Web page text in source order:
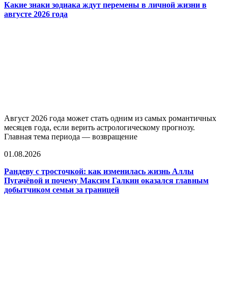
Какие знаки зодиака ждут перемены в личной жизни в
августе 2026 года
Август 2026 года может стать одним из самых романтичных
месяцев года, если верить астрологическому прогнозу.
Главная тема периода — возвращение
01.08.2026
Рандеву с тросточкой: как изменилась жизнь Аллы
Пугачёвой и почему Максим Галкин оказался главным
добытчиком семьи за границей